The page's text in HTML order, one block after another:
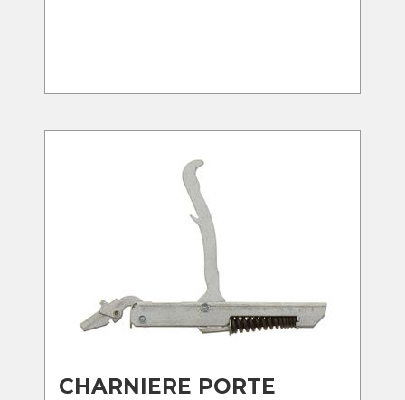
CHARNIERE PORTE